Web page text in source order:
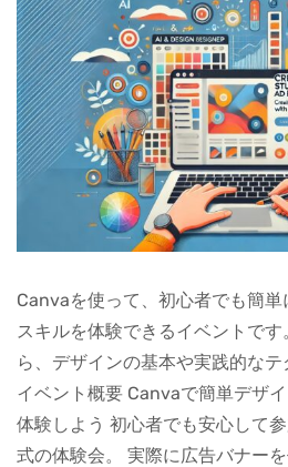
Canvaを使って、初心者でも簡
スキルを体験できるイベントで
ら、デザインの基本や実践的なテ
イベント概要 Canvaで簡単デザ
体験しよう 初心者でも安心して
式の体験会。 実際に広告バナー